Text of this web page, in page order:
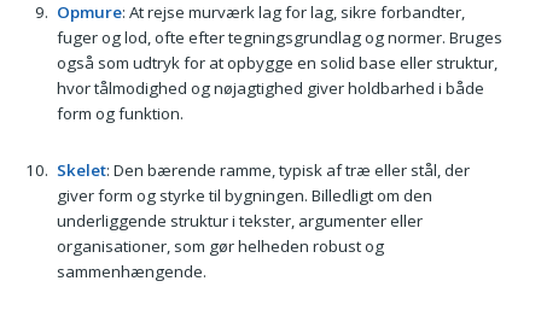
Opmure: At rejse murværk lag for lag, sikre forbandter,
fuger og lod, ofte efter tegningsgrundlag og normer. Bruges
også som udtryk for at opbygge en solid base eller struktur,
hvor tålmodighed og nøjagtighed giver holdbarhed i både
form og funktion.
Skelet: Den bærende ramme, typisk af træ eller stål, der
giver form og styrke til bygningen. Billedligt om den
underliggende struktur i tekster, argumenter eller
organisationer, som gør helheden robust og
sammenhængende.